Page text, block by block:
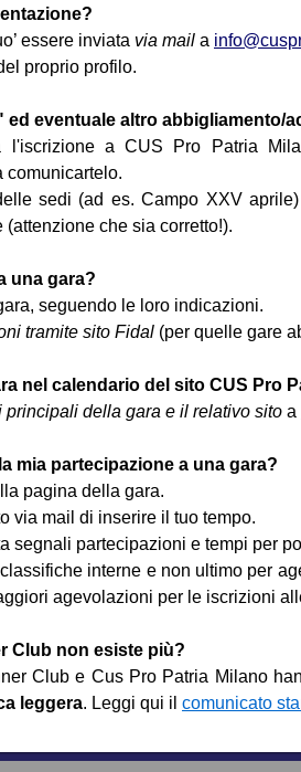
essere inviata via mail a
proprio profilo.
eventuale altro abbigliamento/
l'iscrizione a CUS Pro Patria
comunicartelo.
sedi (ad es. Campo XXV
che sia corretto!).
una gara?
seguendo le loro indicazioni.
tramite sito Fidal (per quelle gare
nel calendario del sito CUS Pro
della gara e il relativo sito a
mia partecipazione a una gara?
pagina della gara.
via mail di inserire il tuo tempo.
segnali partecipazioni e tempi per
interne e non ultimo per
agevolazioni per le iscrizioni
Club non esiste più?
Club e Cus Pro Patria Milano
leggera. Leggi qui il comunicato